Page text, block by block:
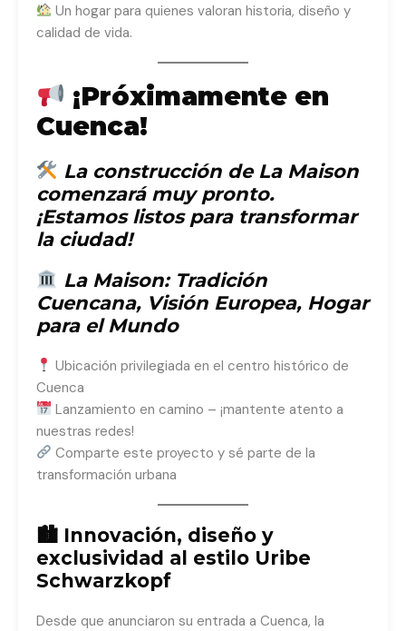
Un hogar para quienes valoran historia, diseño y
calidad de vida.
¡Próximamente en
Cuenca!
La construcción de La Maison
comenzará muy pronto.
¡Estamos listos para transformar
la ciudad!
La Maison: Tradición
Cuencana, Visión Europea, Hogar
para el Mundo
Ubicación privilegiada en el centro histórico de
Cuenca
Lanzamiento en camino – ¡mantente atento a
nuestras redes!
Comparte este proyecto y sé parte de la
transformación urbana
🏙 Innovación, diseño y
exclusividad al estilo Uribe
Schwarzkopf
Desde que anunciaron su entrada a Cuenca, la